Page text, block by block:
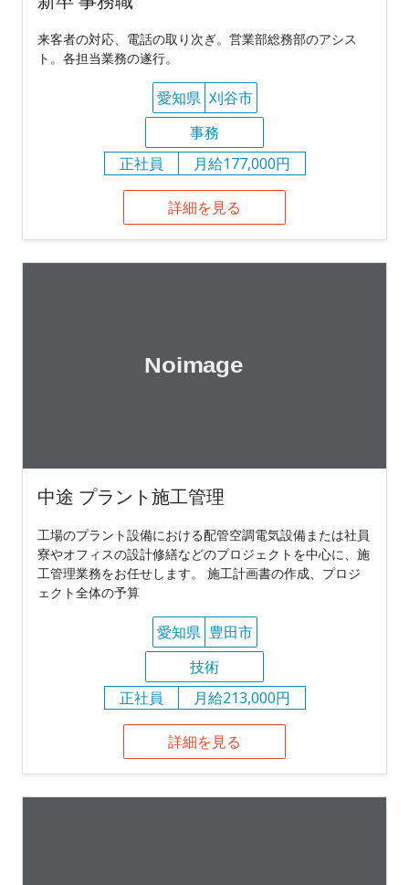
来客者の対応、電話の取り次ぎ。営業部総務部のアシス
ト。各担当業務の遂行。
愛知県 刈谷市
事務
正社員
月給177,000円
詳細を見る
中途 プラント施工管理
工場のプラント設備における配管空調電気設備または社員
寮やオフィスの設計修繕などのプロジェクトを中心に、施
工管理業務をお任せします。 施工計画書の作成、プロジ
ェクト全体の予算
愛知県 豊田市
技術
正社員
月給213,000円
詳細を見る